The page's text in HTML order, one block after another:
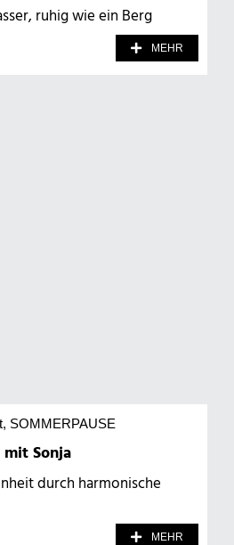
ruhig wie ein Berg
MEHR
, SOMMERPAUSE
Sonja
durch harmonische
MEHR